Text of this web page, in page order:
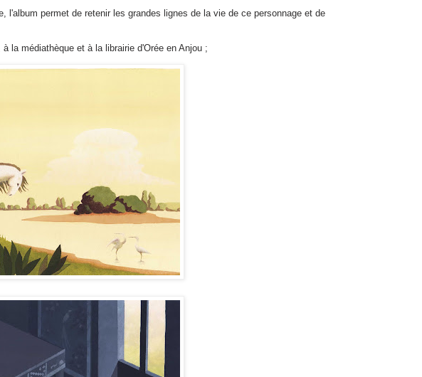
l'album permet de retenir les grandes lignes de la vie de ce personnage et de
la médiathèque et à la librairie d'Orée en Anjou ;